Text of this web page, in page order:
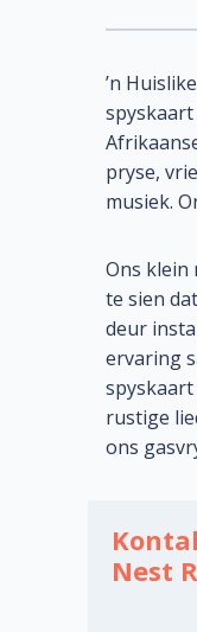
’n
spyskaart
pryse,
musiek.
Ons klein
te sien
deur
ervaring
rustige
ons
Nest